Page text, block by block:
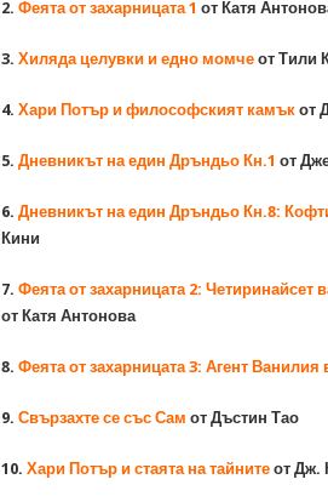
2. Феята от захарницата 1 от Катя
3. Хиляда целувки и едно момчеот Тили
4. Хари Потър и философският камъкот
5. Дневникът на един Дръндьо Кн.1 от
6. Дневникът на един Дръндьо Кн.8:
Кини
7. Феята от захарницата 2: Четиринайсет
от Катя Антонова
8. Феята от захарницата 3: Агент Ванилия
9. Свързахте се със Сам от Дъстин Тао
10. Хари Потър и стаята на тайнитеот Дж.